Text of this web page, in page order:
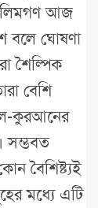
আজ
বলে ঘোষণা
শৈল্পিক
বেশি
কুরআনের
সম্ভবত
বৈশিষ্ট্যই
মধ্যে এটি